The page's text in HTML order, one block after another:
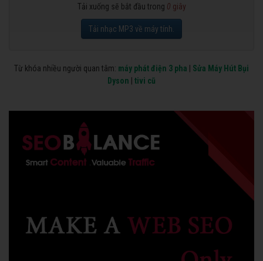
Tải xuống sẽ bắt đầu trong 0 giây
Tải nhạc MP3 về máy tính.
Từ khóa nhiều người quan tâm: máy phát điện 3 pha
Sửa Máy Hút Bụi
Dyson
tivi cũ